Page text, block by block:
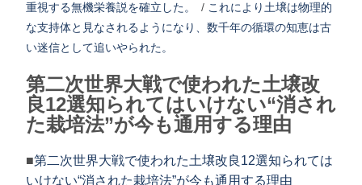
重視する無機栄養説を確立した。
/ これにより土壌は物理的
な支持体と見なされるようになり、数千年の循環の知恵は古
い迷信として追いやられた。
第二次世界大戦で使われた土壌改
良12選知られてはいけない“消され
た栽培法”が今も通用する理由
■第二次世界大戦で使われた土壌改良12選知られては
いけない“消された栽培法”が今も通用する理由